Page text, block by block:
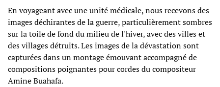
En voyageant avec une unité médicale, nous recevons des
images déchirantes de la guerre, particulièrement sombres
sur la toile de fond du milieu de l'hiver, avec des villes et
des villages détruits. Les images de la dévastation sont
capturées dans un montage émouvant accompagné de
compositions poignantes pour cordes du compositeur
Amine Buahafa.